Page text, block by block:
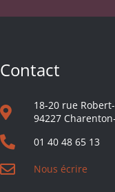
Contact
18-20 rue
94227
01 40 48 65 13
Nous écrire